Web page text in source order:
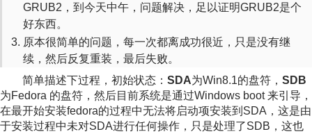
GRUB2，到今天中午，问题解决，足以证明GRUB2是个
好东西。
原本很简单的问题，每一次都离成功很近，只是没有继
续，然后反复重装，最后失败。
简单描述下过程，初始状态： SDA为Win8.1的盘符， SDB
为Fedora 的盘符，然后目前系统是通过Windows boot 来引导，
在最开始安装fedora的过程中无法将启动项安装到SDA，这是由
于安装过程中未对SDA进行任何操作，只是处理了SDB，这也